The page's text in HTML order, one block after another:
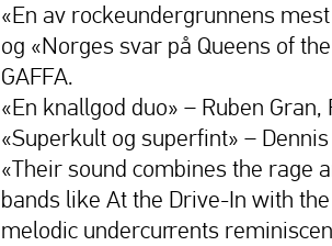
«En av rockeundergrunnens
og «Norges svar på Queens of
GAFFA.
«En knallgod duo» – Ruben Gran,
«Superkult og superfint» –
«Their sound combines the rage
bands like At the Drive-In with
melodic undercurrents